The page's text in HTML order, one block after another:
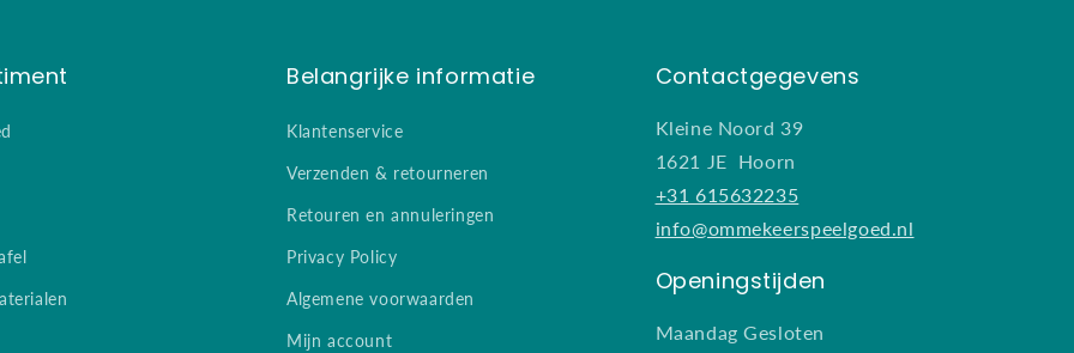
Belangrijke informatie
Klantenservice
Verzenden & retourneren
Retouren en annuleringen
Privacy Policy
Algemene voorwaarden
Mijn account
Contactgegevens
Kleine Noord 39
1621 JE Hoorn
+31 615632235
info@ommekeerspeelgoed.nl
Openingstijden
Maandag Gesloten